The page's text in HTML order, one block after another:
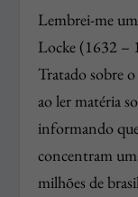
Lembrei-me
Locke (1632 –
Tratado sobre
ao ler matéria
informando
concentram
milhões de